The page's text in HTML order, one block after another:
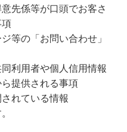
先係等が口頭でお客さ
項
等の「お問い合わせ」
利用者や個人信用情報
提供される事項
れている情報